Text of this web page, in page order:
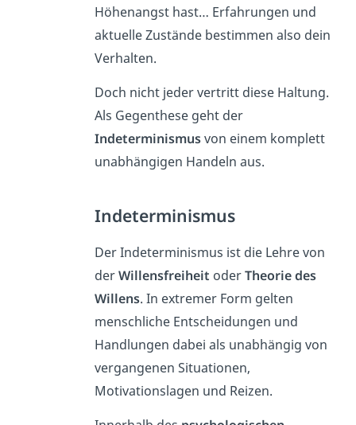
Höhenangst hast… Erfahrungen und
aktuelle Zustände bestimmen also dein
Verhalten.
Doch nicht jeder vertritt diese Haltung.
Als Gegenthese geht der
Indeterminismusvon einem komplett
unabhängigen Handeln aus.
Indeterminismus
Der Indeterminismus ist die Lehre von
derWillensfreiheit oderTheoriedes
Willens. In extremer Form gelten
menschliche Entscheidungen und
Handlungen dabei als unabhängig von
vergangenen Situationen,
Motivationslagen und Reizen.